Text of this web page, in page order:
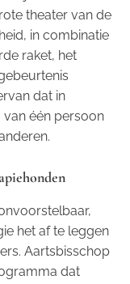
theater van de
in combinatie
raket, het
dat in
één persoon
het af te leggen
Aartsbisschop
dat